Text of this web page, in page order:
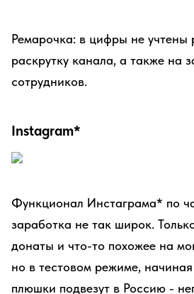
Ремарочка: в цифры не учтены
раскрутку канала, а также на
сотрудников.
Instagram*
Функционал Инстаграма* по
заработка не так широк.
донаты и что-то похожее на
но в тестовом режиме,
плюшки подвезут в Россию -